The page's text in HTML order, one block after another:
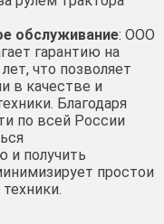
обслуживание: ООО
гарантию на
что позволяет
в качестве и
Благодаря
по всей России
и получить
простои